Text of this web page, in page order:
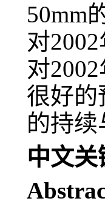
50mm
对
对
很好的
的持
中文关